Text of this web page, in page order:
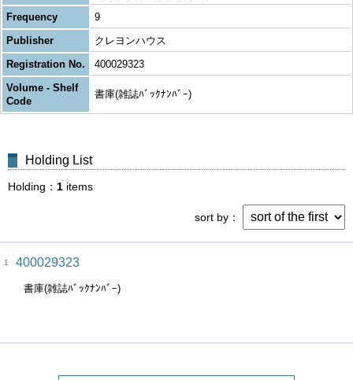
Frequency
9
Publisher
クレヨンハウス
Registration No.
400029323
Volume - Shelf
Code
書庫(雑誌ﾊﾞｯｸﾅﾝﾊﾞｰ)
Holding List
Holding 1 items
sort by
1 400029323
書庫(雑誌ﾊﾞｯｸﾅﾝﾊﾞｰ)